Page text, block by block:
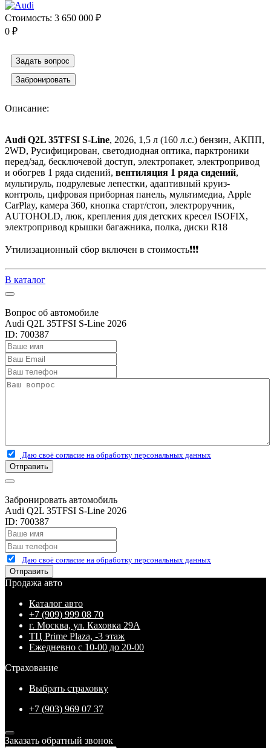
Стоимость: 3 650 000 ₽
0 ₽
Задать вопрос
Забронировать
Описание:
Audi Q2L 35TFSI S-Line, 2026, 1,5 л (160 л.с.) бензин, АКПП,
2WD, Русифицирован, светодиодная оптика, парктроники
перед/зад, бесключевой доступ, электропакет, электропривод
и обогрев 1 ряда сидений, вентиляция 1 ряда сидений,
мультируль, подрулевые лепестки, адаптивный круиз-
контроль, цифровая приборная панель, мультимедиа, Apple
CarPlay, камера 360, кнопка старт/стоп, электроручник,
AUTOHOLD, люк, крепления для детских кресел ISOFIX,
электропривод крышки багажника, полка, диски R18
Утилизационный сбор включен в стоимость❗️❗️❗️
В каталог
Вопрос об автомобиле
Audi Q2L 35TFSI S-Line 2026
ID: 700387
Даю своё согласие на обработку персональных данных
Отправить
Забронировать автомобиль
Audi Q2L 35TFSI S-Line 2026
ID: 700387
Даю своё согласие на обработку персональных данных
Отправить
Продажа авто
Каталог авто
+7 (909) 999 08 70
г. Москва, ул. Каховка 29А
ТЦ Prime Plaza, -3 этаж
Ежедневно с 10-00 до 20-00
Страхование
Выбрать страховку
+7 (903) 969 07 37
Заказать обратный звонок